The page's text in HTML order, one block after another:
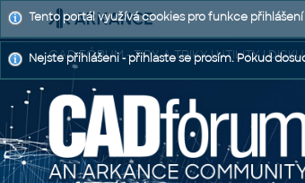
CAD FÓRUM - TIPY A TRIKY | UTILITY |
Tento portál využívá cookies pro funkce
Nejste přihlášeni - přihlaste se prosím. Pokud